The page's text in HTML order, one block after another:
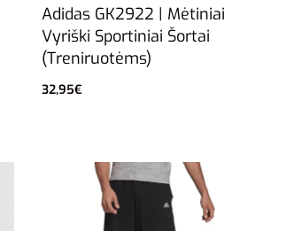
Adidas GK2922 | Mėtiniai
Vyriški Sportiniai Šortai
(Treniruotėms)
32,95€